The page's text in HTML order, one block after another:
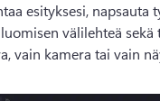
esityksesi, napsauta
välilehteä sekä
vain kamera tai vain